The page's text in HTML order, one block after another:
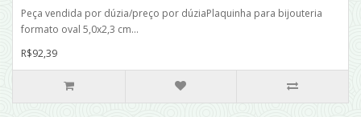
Peça vendida por dúzia/preço por dúziaPlaquinha para bijouteria
formato oval 5,0x2,3 cm...
R$92,39